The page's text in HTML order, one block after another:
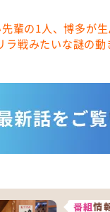
輩の1人、博多が
戦みたいな謎の動
番組情